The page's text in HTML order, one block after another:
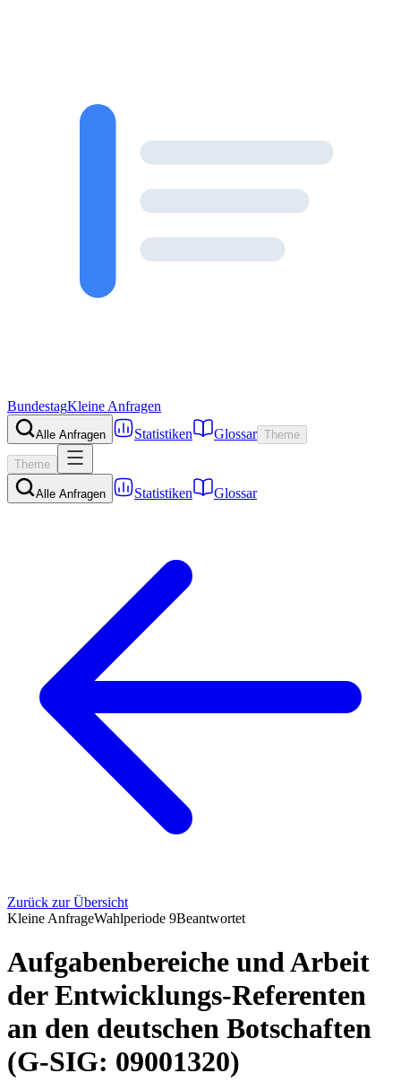
BundestagKleine Anfragen
Alle Anfragen Statistiken Glossar Theme
Theme
Alle Anfragen Statistiken Glossar
Zurück zur Übersicht
Kleine AnfrageWahlperiode 9Beantwortet
Aufgabenbereiche und Arbeit
der Entwicklungs-Referenten
an den deutschen Botschaften
(G-SIG: 09001320)